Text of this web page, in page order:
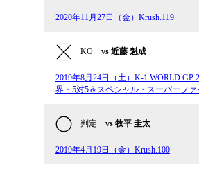
2020年11月27日（金）Krush.119
KO vs 近藤 魁成
2019年8月24日（土）K-1 WORLD GP
界・5対5＆スペシャル・スーパーファ
判定 vs 牧平 圭太
2019年4月19日（金）Krush.100